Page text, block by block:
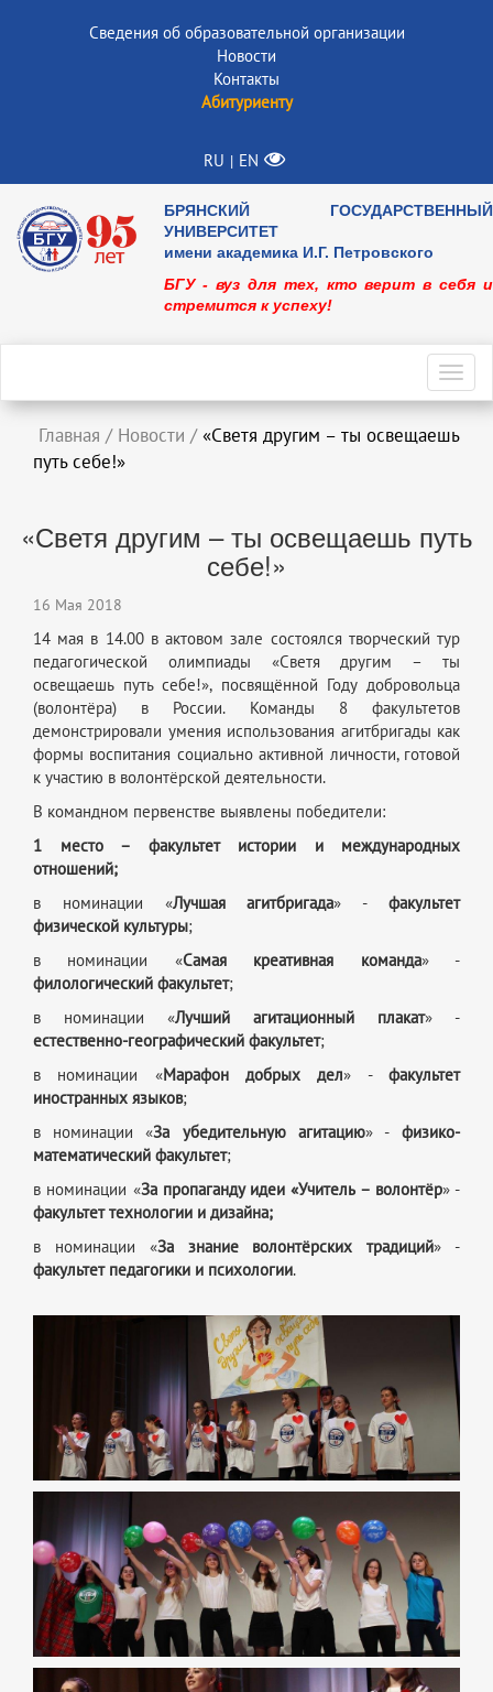
Сведения об образовательной организации
Новости
Контакты
Абитуриенту
RU | EN
БРЯНСКИЙ ГОСУДАРСТВЕННЫЙ
УНИВЕРСИТЕТ
имени академика И.Г. Петровского
БГУ - вуз для тех, кто верит в себя и
стремится к успеху!
Главная / Новости / «Светя другим – ты освещаешь
путь себе!»
«Светя другим – ты освещаешь путь
себе!»
16 Мая 2018
14 мая в 14.00 в актовом зале состоялся творческий тур
педагогической олимпиады «Светя другим – ты
освещаешь путь себе!», посвящённой Году добровольца
(волонтёра) в России. Команды 8 факультетов
демонстрировали умения использования агитбригады как
формы воспитания социально активной личности, готовой
к участию в волонтёрской деятельности.
В командном первенстве выявлены победители:
1 место – факультет истории и международных
отношений;
в номинации «Лучшая агитбригада» -факультет
физической культуры;
в номинации «Самая креативная команда» -
филологический факультет;
в номинации «Лучший агитационный плакат» -
естественно-географический факультет;
в номинации «Марафон добрых дел» -факультет
иностранных языков;
в номинации «За убедительную агитацию» -физико-
математический факультет;
в номинации «За пропаганду идеи «Учитель – волонтёр» -
факультет технологии и дизайна;
в номинации «За знание волонтёрских традиций» -
факультет педагогики и психологии.